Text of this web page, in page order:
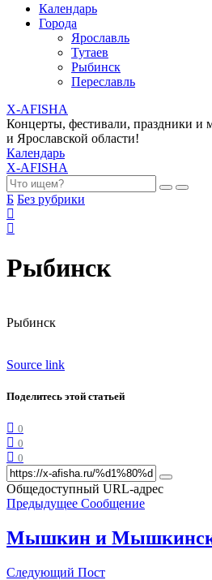
Календарь
Города
Ярославль
Тутаев
Рыбинск
Переславль
X-AFISHA
Концерты, фестивали, праздники и
и Ярославской области!
Календарь
X-AFISHA
Б Без рубрики
Рыбинск
Рыбинск
Source link
Поделитесь этой статьей
0
0
0
Общедоступный URL-адрес
Предыдущее Сообщение
Мышкин и
Следующий Пост